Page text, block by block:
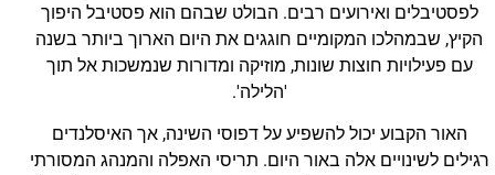
לפסטיבלים ואירועים רבים. הבולט שבהם הוא פסטיבל היפוך
הקיץ, שבמהלכו המקומיים חוגגים את היום הארוך ביותר בשנה
עם פעילויות חוצות שונות, מוזיקה ומדורות שנמשכות אל תוך
'הלילה'.
האור הקבוע יכול להשפיע על דפוסי השינה, אך האיסלנדים
רגילים לשינויים אלה באור היום. תריסי האפלה והמנהג המסורתי